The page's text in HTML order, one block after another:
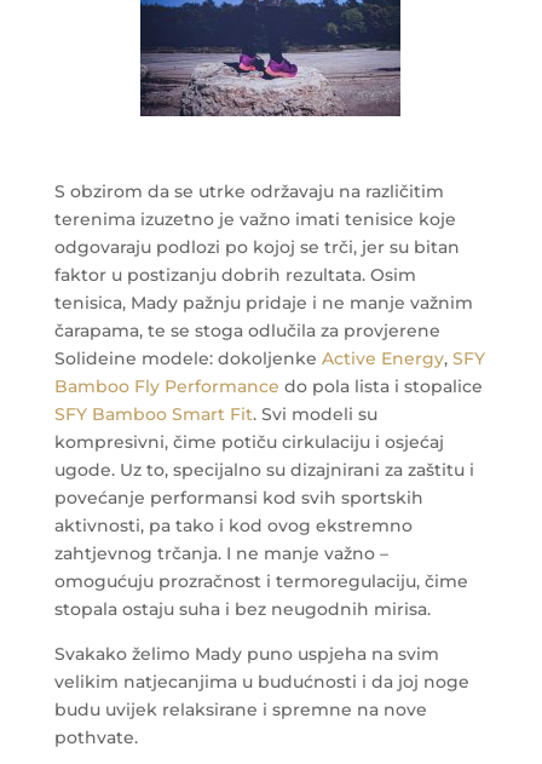
S obzirom da se utrke održavaju na različitim
terenima izuzetno je važno imati tenisice koje
odgovaraju podlozi po kojoj se trči, jer su bitan
faktor u postizanju dobrih rezultata. Osim
tenisica, Mady pažnju pridaje i ne manje važnim
čarapama, te se stoga odlučila za provjerene
Solideine modele: dokoljenke Active Energy, SFY
Bamboo Fly Performance do pola lista i stopalice
SFY Bamboo Smart Fit. Svi modeli su
kompresivni, čime potiču cirkulaciju i osjećaj
ugode. Uz to, specijalno su dizajnirani za zaštitu i
povećanje performansi kod svih sportskih
aktivnosti, pa tako i kod ovog ekstremno
zahtjevnog trčanja. I ne manje važno –
omogućuju prozračnost i termoregulaciju, čime
stopala ostaju suha i bez neugodnih mirisa.
Svakako želimo Mady puno uspjeha na svim
velikim natjecanjima u budućnosti i da joj noge
budu uvijek relaksirane i spremne na nove
pothvate.